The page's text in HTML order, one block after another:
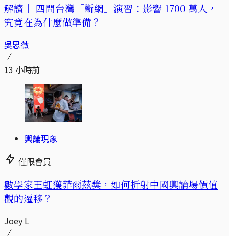
解讀｜ 四問台灣「斷網」演習：影響 1700 萬人，
究竟在為什麼做準備？
吳思薇
13 小時前
輿論現象
僅限會員
數學家王虹獲菲爾茲獎，如何折射中國輿論場價值
觀的遷移？
Joey L